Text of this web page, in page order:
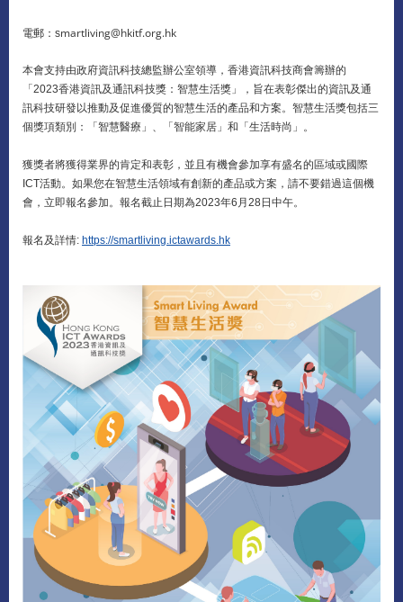
電郵： smartliving@hkitf.org.hk
本會支持由政府資訊科技總監辦公室領導，香港資訊科技商會籌辦的
「2023香港資訊及通訊科技獎：智慧生活獎」，旨在表彰傑出的資訊及通
訊科技研發以推動及促進優質的智慧生活的產品和方案。智慧生活獎包括三
個獎項類別：「智慧醫療」、「智能家居」和「生活時尚」。
獲獎者將獲得業界的肯定和表彰，並且有機會參加享有盛名的區域或國際
ICT活動。如果您在智慧生活領域有創新的產品或方案，請不要錯過這個機
會，立即報名參加。報名截止日期為2023年6月28日中午。
報名及詳情: https://smartliving.ictawards.hk